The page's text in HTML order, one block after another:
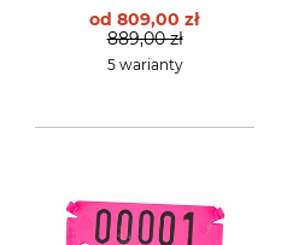
od 809,00 zł
889,00 zł
5 warianty